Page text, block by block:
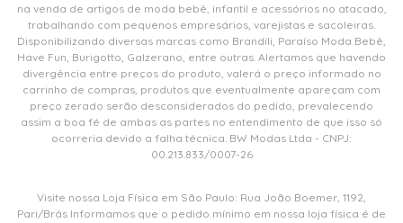
na venda de artigos de moda bebê, infantil e acessórios no atacado,
trabalhando com pequenos empresários, varejistas e sacoleiras.
Disponibilizando diversas marcas como Brandili, Paraíso Moda Bebê,
Have Fun, Burigotto, Galzerano, entre outras. Alertamos que havendo
divergência entre preços do produto, valerá o preço informado no
carrinho de compras, produtos que eventualmente apareçam com
preço zerado serão desconsiderados do pedido, prevalecendo
assim a boa fé de ambas as partes no entendimento de que isso só
ocorreria devido a falha técnica. BW Modas Ltda - CNPJ:
00.213.833/0007-26
Visite nossa Loja Física em São Paulo: Rua João Boemer, 1192,
Pari/Brás Informamos que o pedido mínimo em nossa loja física é de